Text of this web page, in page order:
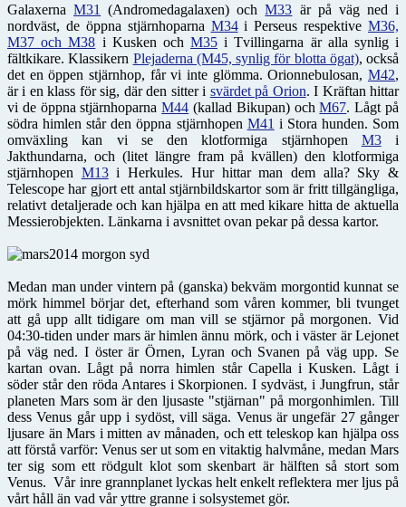
GalaxernaM31 (Andromedagalaxen) ochM33 är på väg ned i
nordväst, de öppna stjärnhoparna M34i Perseus respektive M36,
M37 och M38 i Kusken ochM35 i Tvillingarna är alla synlig i
fältkikare. Klassikern Plejaderna (M45, synlig för blotta ögat), också
det en öppen stjärnhop, får vi inte glömma. Orionnebulosan, M42,
är i en klass för sig, där den sitter i svärdet på Orion. I Kräftan hittar
vi de öppna stjärnhoparnaM44 (kallad Bikupan) ochM67. Lågt på
södra himlen står den öppna stjärnhopen M41 i Stora hunden. Som
omväxling kan vi se den klotformiga stjärnhopen M3i
Jakthundarna, och (litet längre fram på kvällen) den klotformiga
stjärnhopen M13i Herkules. Hur hittar man dem alla? Sky &
Telescope har gjort ett antal stjärnbildskartor som är fritt tillgängliga,
relativt detaljerade och kan hjälpa en att med kikare hitta de aktuella
Messierobjekten. Länkarna i avsnittet ovan pekar på dessa kartor.
Medan man under vintern på (ganska) bekväm morgontid kunnat se
mörk himmel börjar det, efterhand som våren kommer, bli tvunget
att gå upp allt tidigare om man vill se stjärnor på morgonen. Vid
04:30-tiden under mars är himlen ännu mörk, och i väster är Lejonet
på väg ned. I öster är Örnen, Lyran och Svanen på väg upp. Se
kartan ovan. Lågt på norra himlen står Capella i Kusken. Lågt i
söder står den röda Antares i Skorpionen. I sydväst, i Jungfrun, står
planeten Mars som är den ljusaste "stjärnan" på morgonhimlen. Till
dess Venus går upp i sydöst, vill säga. Venus är ungefär 27 gånger
ljusare än Mars i mitten av månaden, och ett teleskop kan hjälpa oss
att förstå varför: Venus ser ut som en vitaktig halvmåne, medan Mars
ter sig som ett rödgult klot som skenbart är hälften så stort som
Venus. Vår inre grannplanet lyckas helt enkelt reflektera mer ljus på
vårt håll än vad vår yttre granne i solsystemet gör.